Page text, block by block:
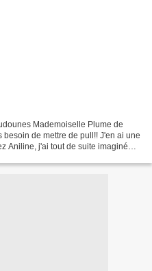
Mademoiselle Plume de
de mettre de pull!! J'en ai une
Aniline, j'ai tout de suite imaginé